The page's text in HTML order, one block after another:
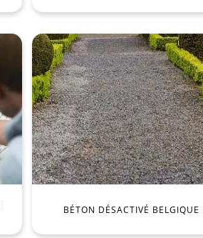
BÉTON DÉSACTIVÉ BELGIQUE